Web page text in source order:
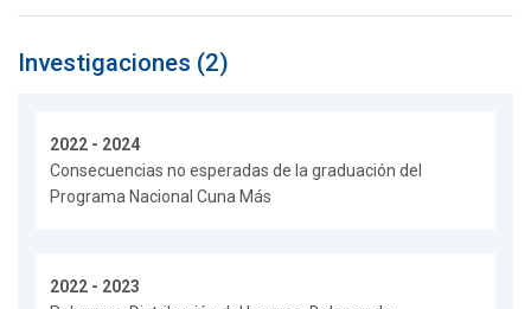
Investigaciones (2)
2022 - 2024
Consecuencias no esperadas de la graduación del
Programa Nacional Cuna Más
2022 - 2023